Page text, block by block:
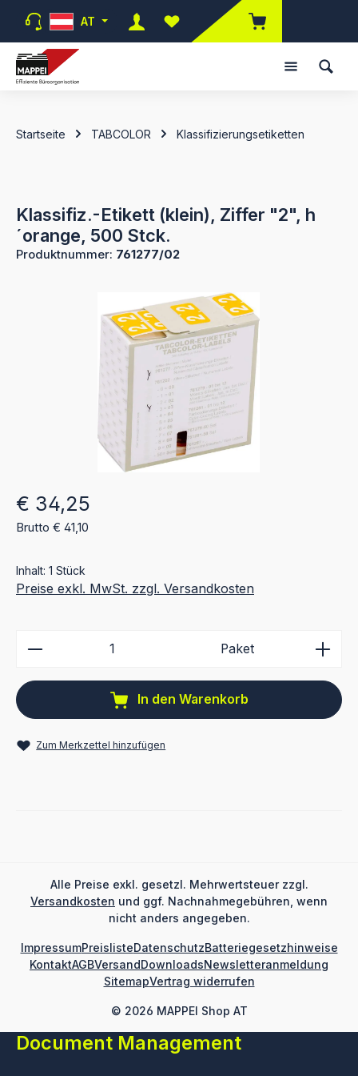
Zum Hauptinhalt springen
AT
Du hast 0 Produkte auf dem
Startseite TABCOLOR Klassifizierungsetiketten
Klassifiz.-Etikett (klein), Ziffer "2", h
´orange, 500 Stck.
Produktnummer: 761277/02
Regulärer Preis:
€ 34,25
Brutto € 41,10
Inhalt: 1 Stück
Preise exkl. MwSt. zzgl. Versandkosten
Produkt Anzahl: Gib den gewünschten Wert ein
Paket
In den Warenkorb
Zum Merkzettel hinzufügen
Alle Preise exkl. gesetzl. Mehrwertsteuer zzgl.
Versandkosten und ggf. Nachnahmegebühren, wenn
nicht anders angegeben.
© 2026 MAPPEI Shop AT
ImpressumPreislisteDatenschutzBatteriegesetzhinweise
KontaktAGBVersandDownloadsNewsletteranmeldung
SitemapVertrag widerrufen
Document Management